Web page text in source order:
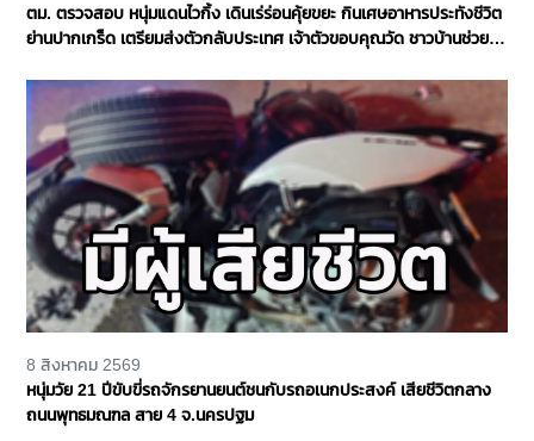
ตม. ตรวจสอบ หนุ่มแดนไวกิ้ง เดินเร่ร่อนคุ้ยขยะ กินเศษอาหารประทังชีวิต
ย่านปากเกร็ด เตรียมส่งตัวกลับประเทศ เจ้าตัวขอบคุณวัด ชาวบ้านช่วย
8 สิงหาคม 2569
หนุ่มวัย 21 ปีขับขี่รถจักรยานยนต์ชนกับรถอเนกประสงค์ เสียชีวิตกลาง
ถนนพุทธมณฑล สาย 4 จ.นครปฐม